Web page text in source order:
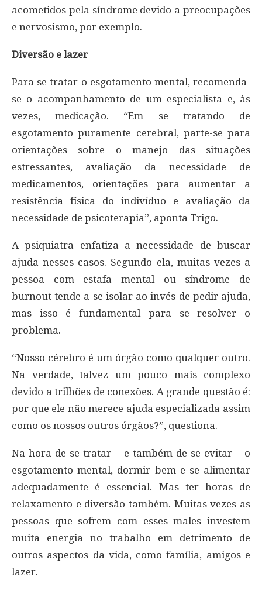
acometidos pela síndrome devido a preocupações
e nervosismo, por exemplo.
Diversão e lazer
Para se tratar o esgotamento mental, recomenda-
se o acompanhamento de um especialista e, às
vezes, medicação. “Em se tratando de
esgotamento puramente cerebral, parte-se para
orientações sobre o manejo das situações
estressantes, avaliação da necessidade de
medicamentos, orientações para aumentar a
resistência física do indivíduo e avaliação da
necessidade de psicoterapia”, aponta Trigo.
A psiquiatra enfatiza a necessidade de buscar
ajuda nesses casos. Segundo ela, muitas vezes a
pessoa com estafa mental ou síndrome de
burnout tende a se isolar ao invés de pedir ajuda,
mas isso é fundamental para se resolver o
problema.
“Nosso cérebro é um órgão como qualquer outro.
Na verdade, talvez um pouco mais complexo
devido a trilhões de conexões. A grande questão é:
por que ele não merece ajuda especializada assim
como os nossos outros órgãos?”, questiona.
Na hora de se tratar – e também de se evitar – o
esgotamento mental, dormir bem e se alimentar
adequadamente é essencial. Mas ter horas de
relaxamento e diversão também. Muitas vezes as
pessoas que sofrem com esses males investem
muita energia no trabalho em detrimento de
outros aspectos da vida, como família, amigos e
lazer.